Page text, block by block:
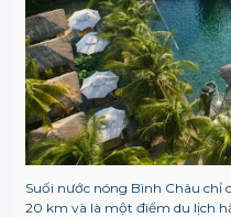
Suối nước nóng Bình Châu chỉ
20 km và là một điểm du lịch